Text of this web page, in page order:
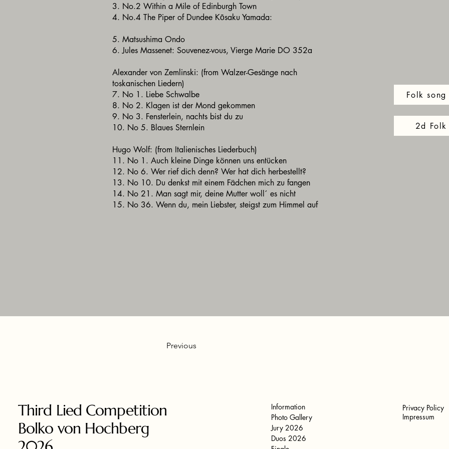
3. No.2 Within a Mile of Edinburgh Town
4. No.4 The Piper of Dundee Kōsaku Yamada:
5. Matsushima Ondo
6. Jules Massenet: Souvenez-vous, Vierge Marie DO 352a
Alexander von Zemlinski: (from Walzer-Gesänge nach
toskanischen Liedern)
7. No 1. Liebe Schwalbe
8. No 2. Klagen ist der Mond gekommen
9. No 3. Fensterlein, nachts bist du zu
10. No 5. Blaues Sternlein
Hugo Wolf: (from Italienisches Liederbuch)
11. No 1. Auch kleine Dinge können uns entücken
12. No 6. Wer rief dich denn? Wer hat dich herbestellt?
13. No 10. Du denkst mit einem Fädchen mich zu fangen
14. No 21. Man sagt mir, deine Mutter woll´ es nicht
15. No 36. Wenn du, mein Liebster, steigst zum Himmel auf
Folk song
2d Folk
Previous
Third Lied Competition
Bolko von Hochberg
Information
Photo Gallery
Jury 2026
Duos 2026
Privacy Policy
Impressum